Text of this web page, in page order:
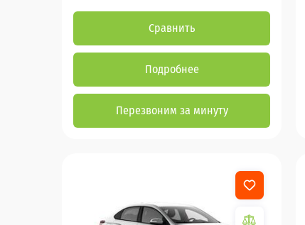
Сравнить
Подробнее
Перезвоним за минуту